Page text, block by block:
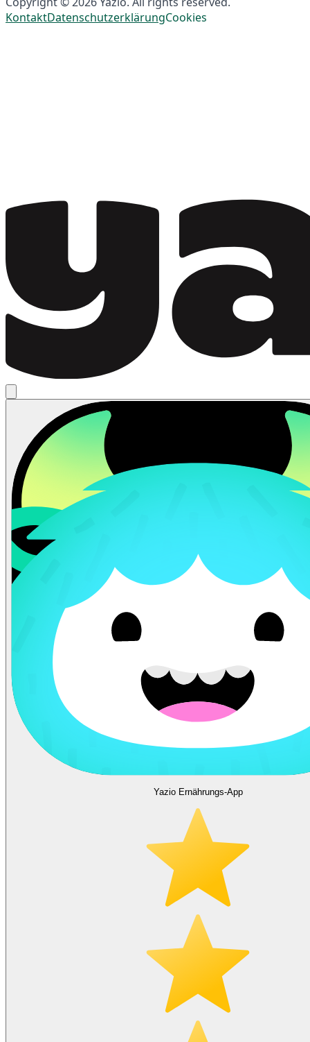
KontaktDatenschutzerklärungCookies
Yazio Ernährungs-App